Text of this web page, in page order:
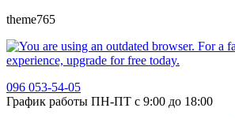
theme765
096 053-54-05
График работы ПН-ПТ с 9:00 до 18:00